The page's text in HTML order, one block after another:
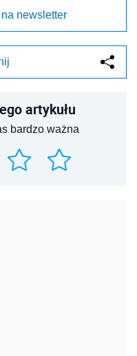
newsletter
artykułu
bardzo ważna